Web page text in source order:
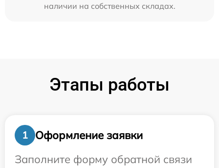
наличии на собственных складах.
Этапы работы
1
Оформление заявки
Заполните форму обратной связи